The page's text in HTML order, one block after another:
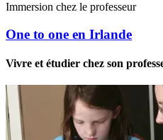
Immersion chez le professeur
One to one en Irlande
Vivre et étudier chez son